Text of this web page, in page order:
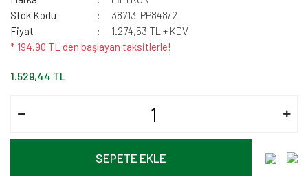
Stok Kodu
38713-PP848/2
Fiyat
1.274,53 TL + KDV
* 194,90 TL den başlayan taksitlerle!
1.529,44 TL
SEPETE EKLE